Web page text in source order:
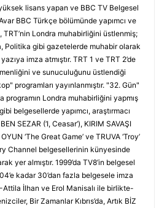
lisans yapan ve BBC TV Belgesel
BBC Türkçe bölümünde yapımcı ve
TRT’nin Londra muhabirliğini üstlenmiş;
Politika gibi gazetelerde muhabir olarak
imza atmıştır. TRT 1 ve TRT 2’de
ve sunuculuğunu üstlendiği
programları yayınlanmıştır. "32. Gün"
programın Londra muhabirliğini yapmış
belgesellerde yapımcı, araştırmacı
SEZAR (‘I, Ceasar’), KIRIM SAVAŞI
‘The Great Game’ ve TRUVA ‘Troy’
Channel belgesellerinin künyesinde
yer almıştır. 1999’da TV8’in belgesel
kadar 30’dan fazla belgesele imza
-Attila İlhan ve Erol Manisalı ile birlikte-
Bir Zamanlar Kıbrıs’da, Artık BİZ